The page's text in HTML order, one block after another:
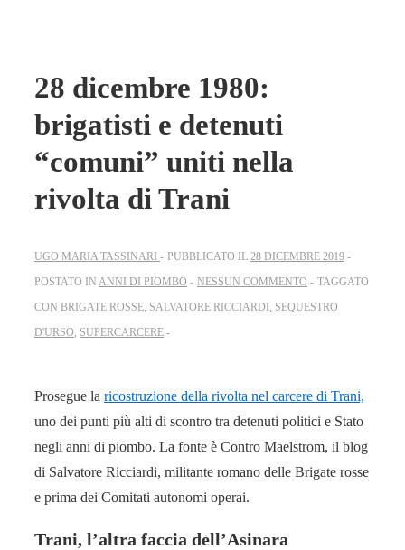
28 dicembre 1980:
brigatisti e detenuti
“comuni” uniti nella
rivolta di Trani
UGO MARIA TASSINARI PUBBLICATO IL 28 DICEMBRE 2019
POSTATO IN ANNI DI PIOMBO NESSUN COMMENTO
TAGGATO
CON BRIGATE ROSSE SALVATORE RICCIARDI SEQUESTRO
D'URSO SUPERCARCERE
Prosegue la ricostruzione della rivolta nel carcere di Trani,
uno dei punti più alti di scontro tra detenuti politici e Stato
negli anni di piombo. La fonte è Contro Maelstrom, il blog
di Salvatore Ricciardi, militante romano delle Brigate rosse
e prima dei Comitati autonomi operai.
Trani, l’altra faccia dell’Asinara